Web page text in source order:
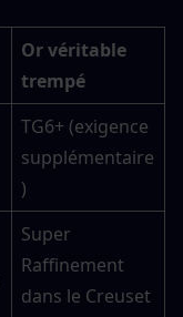
Or véritable
trempé
TG6+ (exigence
supplémentaire
)
Super
Raffinement
dans le Creuset